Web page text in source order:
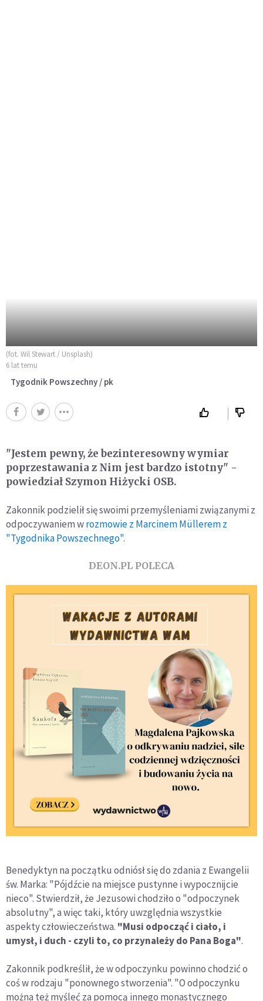
(fot. Wil Stewart / Unsplash)
6 lat temu
Tygodnik Powszechny / pk
"Jestem pewny, że bezinteresowny wymiar
poprzestawania z Nim jest bardzo istotny" -
powiedział Szymon Hiżycki OSB.
Zakonnik podzielił się swoimi przemyśleniami związanymi z
odpoczywaniem wrozmowie z Marcinem Müllerem z
"Tygodnika Powszechnego".
DEON.PL POLECA
Benedyktyn na początku odniósł się do zdania z Ewangelii
św. Marka: "Pójdźcie na miejsce pustynne i wypocznijcie
nieco". Stwierdził, że Jezusowi chodziło o "odpoczynek
absolutny", a więc taki, który uwzględnia wszystkie
aspekty człowieczeństwa. "Musi odpocząć i ciało, i
umysł, i duch - czyli to, co przynależy do Pana Boga".
Zakonnik podkreślił, że w odpoczynku powinno chodzić o
coś w rodzaju "ponownego stworzenia". "O odpoczynku
można też myśleć za pomocą innego monastycznego